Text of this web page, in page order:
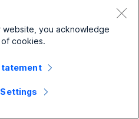
website, you acknowledge
cookies.